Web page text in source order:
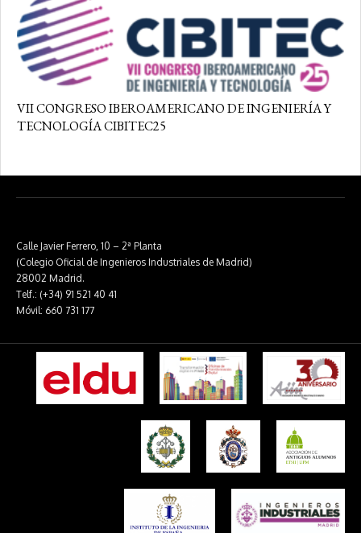
VII CONGRESO IBEROAMERICANO DE INGENIERÍA Y
TECNOLOGÍA CIBITEC25
Calle Javier Ferrero, 10 – 2ª Planta
(Colegio Oficial de Ingenieros Industriales de Madrid)
28002 Madrid.
Telf.: (+34) 91 521 40 41
Móvil: 660 731 177